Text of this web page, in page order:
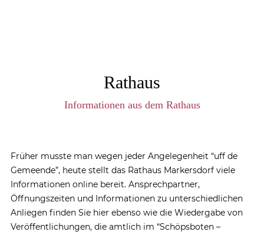
Rathaus
Informationen aus dem Rathaus
Früher musste man wegen jeder Angelegenheit “uff de
Gemeende”, heute stellt das Rathaus Markersdorf viele
Informationen online bereit. Ansprechpartner,
Öffnungszeiten und Informationen zu unterschiedlichen
Anliegen finden Sie hier ebenso wie die Wiedergabe von
Veröffentlichungen, die amtlich im “Schöpsboten –